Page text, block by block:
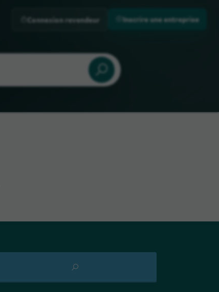
Connexion revendeur Inscrire une entreprise